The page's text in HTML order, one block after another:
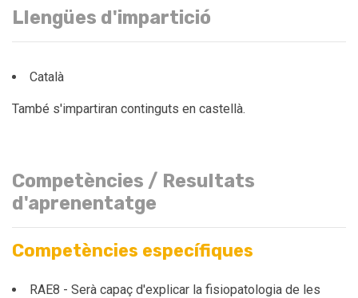
Llengües d'impartició
Català
També s'impartiran continguts en castellà.
Competències / Resultats
d'aprenentatge
Competències específiques
RAE8 - Serà capaç d'explicar la fisiopatologia de les